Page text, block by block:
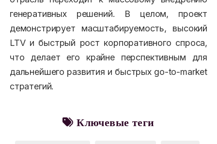
генеративных решений. В целом, проект
демонстрирует масштабируемость, высокий
LTV и быстрый рост корпоративного спроса,
что делает его крайне перспективным для
дальнейшего развития и быстрых go-to-market
стратегий.
Ключевые теги